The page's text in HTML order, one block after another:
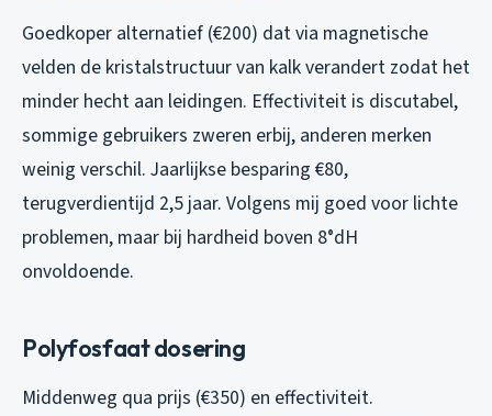
Goedkoper alternatief (€200) dat via magnetische
velden de kristalstructuur van kalk verandert zodat het
minder hecht aan leidingen. Effectiviteit is discutabel,
sommige gebruikers zweren erbij, anderen merken
weinig verschil. Jaarlijkse besparing €80,
terugverdientijd 2,5 jaar. Volgens mij goed voor lichte
problemen, maar bij hardheid boven 8°dH
onvoldoende.
Polyfosfaat dosering
Middenweg qua prijs (€350) en effectiviteit.